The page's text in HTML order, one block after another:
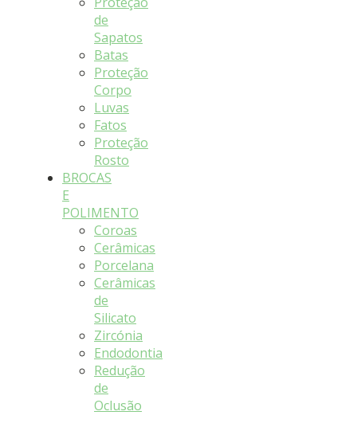
de
Sapatos
Batas
Proteção
Corpo
Luvas
Fatos
Proteção
Rosto
BROCAS
E
POLIMENTO
Coroas
Cerâmicas
Porcelana
Cerâmicas
de
Silicato
Zircónia
Endodontia
Redução
de
Oclusão